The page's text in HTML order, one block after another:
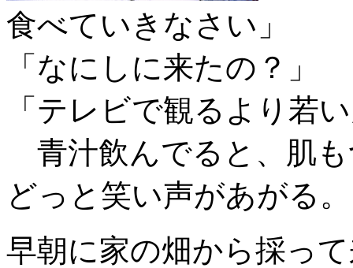
食べていきなさい」
「なにしに来たの？」
「テレビで観るより若
青汁飲んでると、肌
どっと笑い声があがる。
早朝に家の畑から採っ